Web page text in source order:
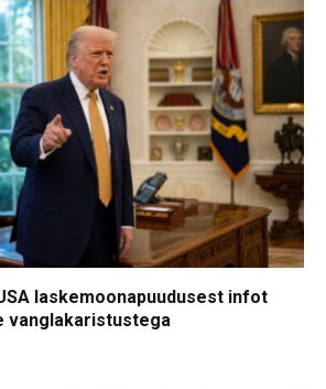
laskemoonapuudusest infot
vanglakaristustega